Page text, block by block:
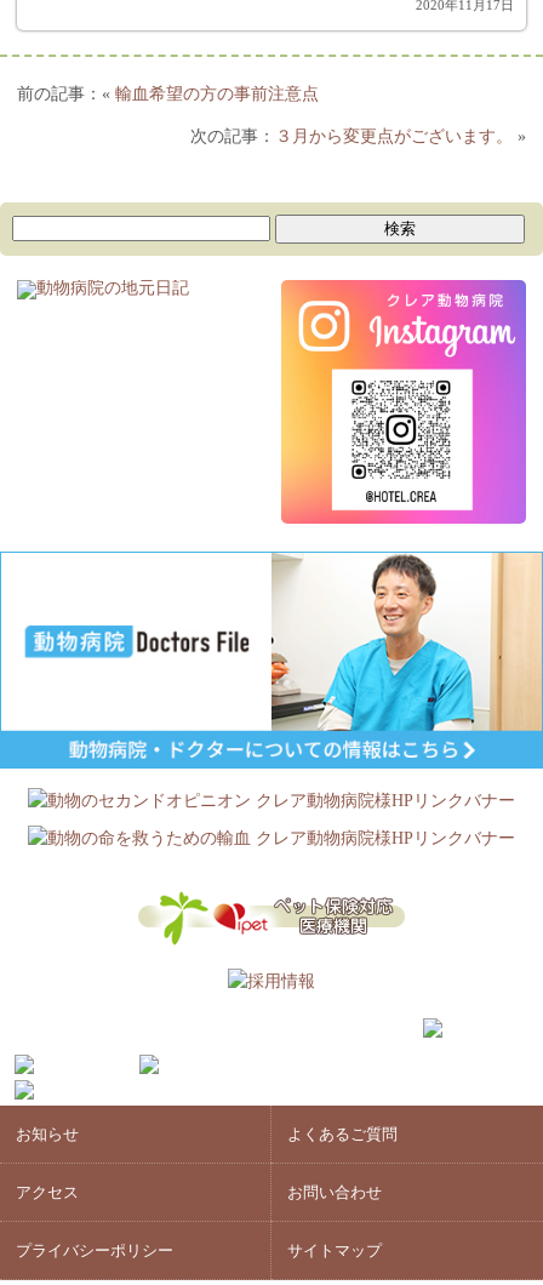
2020年11月17日
« 輸血希望の方の事前注意点
３月から変更点がございます。 »
お知らせ よくあるご質問
アクセス お問い合わせ
プライバシーポリシー サイトマップ